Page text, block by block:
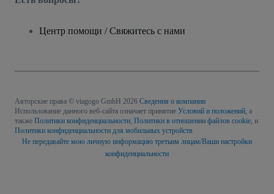
Центр помощи / Свяжитесь с нами
Авторские права © viagogo GmbH 2026 Сведения о компании
Использование данного веб-сайта означает принятие Условий и положений, а
также Политики конфиденциальности, Политики в отношении файлов cookie, и
Политики конфиденциальности для мобильных устройств
Не передавайте мою личную информацию третьим лицам/Ваши настройки
конфиденциальности